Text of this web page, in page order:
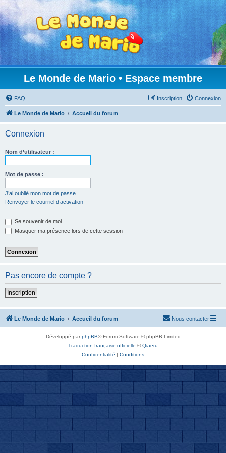
Le Monde de Mario • Espace membre
FAQ Connexion
Inscription
Le Monde de Mario Accueil du forum
Connexion
Nom d’utilisateur :
Mot de passe :
J’ai oublié mon mot de passe
Renvoyer le courriel d’activation
Se souvenir de moi
Masquer ma présence lors de cette session
Pas encore de compte ?
Inscription
Le Monde de Mario Accueil du forum Nous contacter
Développé parphpBB® Forum Software © phpBB Limited
Traduction française officielle ©Qiaeru
Confidentialité | Conditions